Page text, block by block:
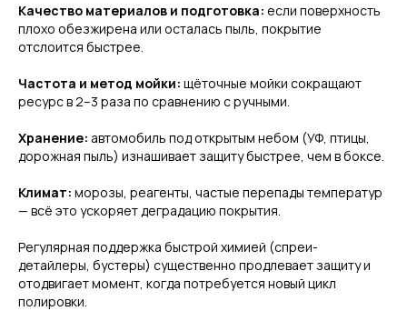
Качество материалов и подготовка: если поверхность
плохо обезжирена или осталась пыль, покрытие
отслоится быстрее.
Частота и метод мойки: щёточные мойки сокращают
ресурс в 2–3 раза по сравнению с ручными.
Хранение: автомобиль под открытым небом (УФ, птицы,
дорожная пыль) изнашивает защиту быстрее, чем в боксе.
Климат: морозы, реагенты, частые перепады температур
— всё это ускоряет деградацию покрытия.
Регулярная поддержка быстрой химией (спреи-
детайлеры, бустеры) существенно продлевает защиту и
отодвигает момент, когда потребуется новый цикл
полировки.